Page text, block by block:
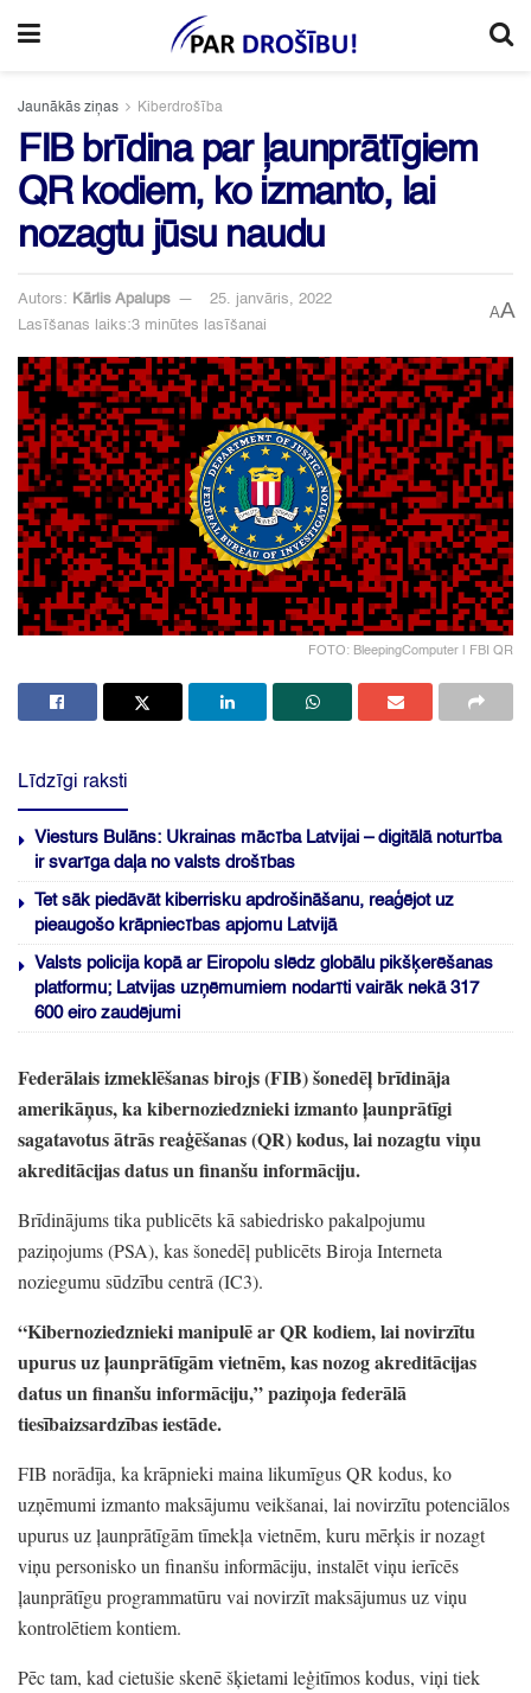
Jaunākās ziņas Kiberdrošība
FIB brīdina par ļaunprātīgiem
QR kodiem, ko izmanto, lai
nozagtu jūsu naudu
Autors: Kārlis Apalups
25. janvāris, 2022
Lasīšanas laiks:3 minūtes lasīšanai
AA
FOTO: BleepingComputer | FBI QR
Līdzīgi raksti
Viesturs Bulāns: Ukrainas mācība Latvijai – digitālā noturība
ir svarīga daļa no valsts drošības
Tet sāk piedāvāt kiberrisku apdrošināšanu, reaģējot uz
pieaugošo krāpniecības apjomu Latvijā
Valsts policija kopā ar Eiropolu slēdz globālu pikšķerēšanas
platformu; Latvijas uzņēmumiem nodarīti vairāk nekā 317
600 eiro zaudējumi
Federālais izmeklēšanas birojs(FIB)šonedēļ brīdināja
amerikāņus,ka kibernoziedznieki izmanto ļaunprātīgi
sagatavotus ātrās reaģēšanas(QR)kodus,lai nozagtu viņu
akreditācijas datus un finanšu informāciju.
Brīdinājums tika publicēts kā sabiedrisko pakalpojumu
paziņojums(PSA), kas šonedēļ publicēts Biroja Interneta
noziegumu sūdzību centrā (IC3).
“Kibernoziedznieki manipulē ar QR kodiem,lai novirzītu
upurus uz ļaunprātīgām vietnēm,kas nozog akreditācijas
datus un finanšu informāciju,” paziņoja federālā
tiesībaizsardzības iestāde.
FIB norādīja, ka krāpnieki maina likumīgus QR kodus, ko
uzņēmumi izmanto maksājumu veikšanai, lai novirzītu potenciālos
upurus uz ļaunprātīgām tīmekļa vietnēm, kuru mērķis ir nozagt
viņu personisko un finanšu informāciju, instalēt viņu ierīcēs
ļaunprātīgu programmatūru vai novirzīt maksājumus uz viņu
kontrolētiem kontiem.
Pēc tam, kad cietušie skenē šķietami leģitīmos kodus, viņi tiek